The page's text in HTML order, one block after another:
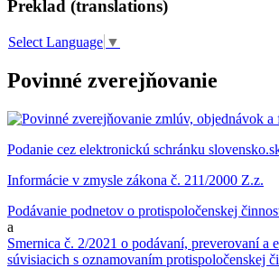
Preklad (translations)
Select Language ▼
Povinné zverejňovanie
Podanie cez elektronickú schránku
Informácie v zmysle zákona č. 211/2000 Z.z.
Podávanie podnetov o protispoločenskej
a
Smernica č. 2/2021 o podávaní, preverovaní a
súvisiacich s oznamovaním protispoločenskej